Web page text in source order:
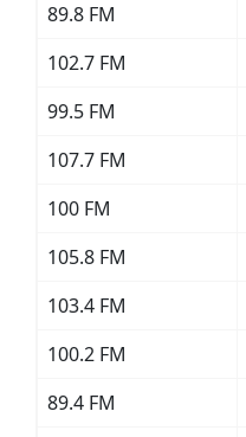
89.8 FM
102.7 FM
99.5 FM
107.7 FM
100 FM
105.8 FM
103.4 FM
100.2 FM
89.4 FM